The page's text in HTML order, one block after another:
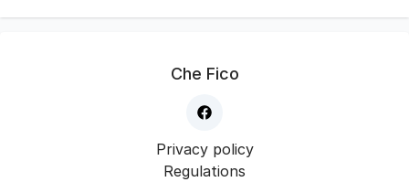
Che Fico
Privacy policy
Regulations